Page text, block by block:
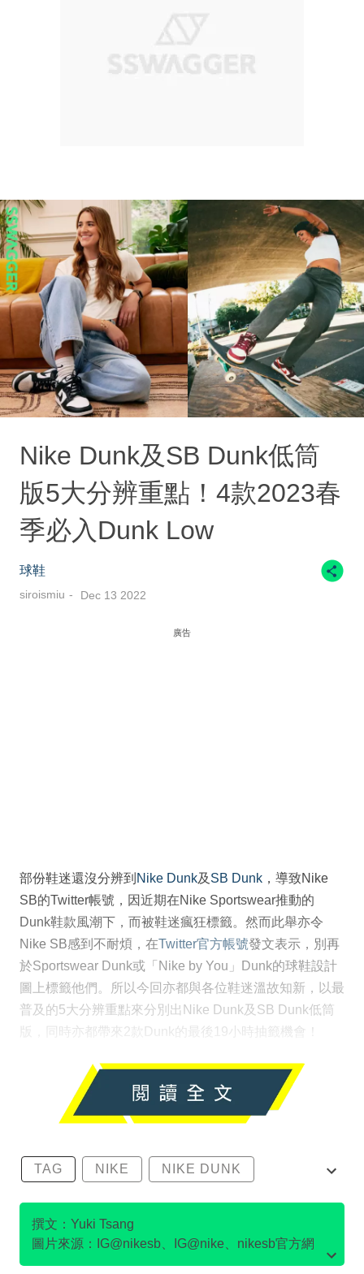
Nike Dunk及SB Dunk低筒
版5大分辨重點！4款2023春
季必入Dunk Low
球鞋
siroismiu Dec 13 2022
廣告
部份鞋迷還沒分辨到 Nike Dunk及 SB Dunk ，導致Nike
SB的Twitter帳號，因近期在Nike Sportswear推動的
Dunk鞋款風潮下，而被鞋迷瘋狂標籤。然而此舉亦令
Nike SB感到不耐煩，在Twitter官方帳號發文表示，別再
於Sportswear Dunk或「Nike by You」Dunk的球鞋設計
圖上標籤他們。所以今回亦都與各位鞋迷溫故知新，以最
普及的5大分辨重點來分別出Nike Dunk及SB Dunk低筒
版，同時亦都帶來2款Dunk的最後19小時抽籤機會！
TAG NIKE NIKE DUNK
SB DUNK
撰文：Yuki Tsang
圖片來源：IG@nikesb、IG@nike、nikesb官方網
站、Twitter@nikesb截圖、nike官方網站、